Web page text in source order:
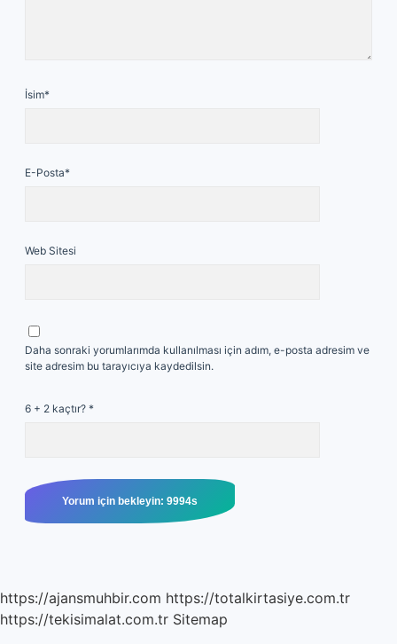
İsim*
E-Posta*
Web Sitesi
Daha sonraki yorumlarımda kullanılması için adım, e-posta adresim ve
site adresim bu tarayıcıya kaydedilsin.
6 + 2 kaçtır? *
https://ajansmuhbir.com https://totalkirtasiye.com.tr
https://tekisimalat.com.tr Sitemap